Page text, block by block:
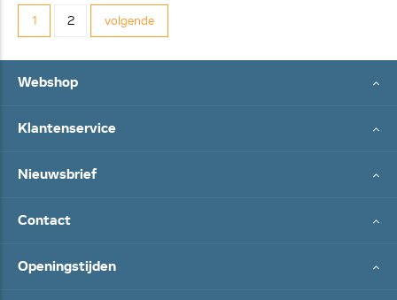
1
2 volgende
Webshop
Klantenservice
Nieuwsbrief
Contact
Openingstijden